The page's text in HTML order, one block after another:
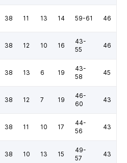
38 11 13 14 59-61 46
38 12 10 16
43-
55
46
38 13 6 19
43-
58
45
38 12 7 19
46-
60
43
38 11 10 17
44-
56
43
38 10 13 15
49-
57
43